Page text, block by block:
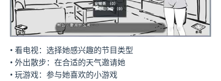
• 看电视：选择她感兴趣的节目类型
• 外出散步：在合适的天气邀请她
• 玩游戏：参与她喜欢的小游戏